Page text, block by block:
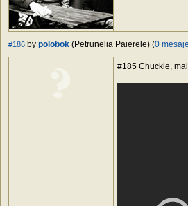
#186 by polobok (Petrunelia Paierele) (0 mesaje
#185 Chuckie,